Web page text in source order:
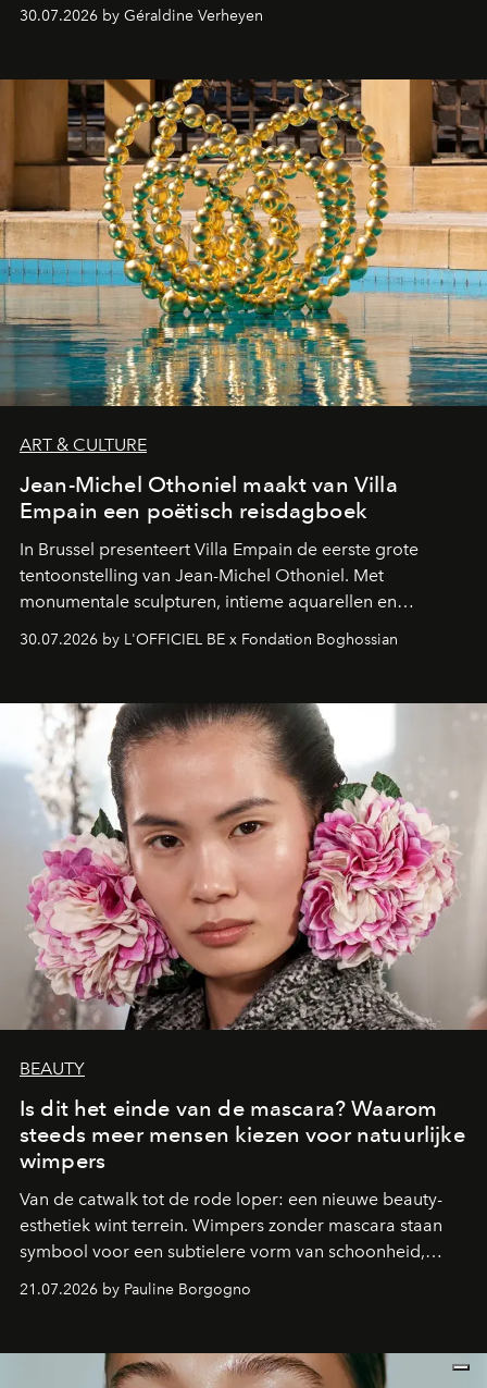
streamingplatformen verschijnen.
30.07.2026 by Géraldine Verheyen
ART & CULTURE
Jean-Michel Othoniel maakt van Villa
Empain een poëtisch reisdagboek
In Brussel presenteert Villa Empain de eerste grote
tentoonstelling van Jean-Michel Othoniel. Met
monumentale sculpturen, intieme aquarellen en
fonkelend Murano-glas creëert de Franse kunstenaar
een emotionele reis waarin elk werk de herinnering
moment van verwondering.
30.07.2026 by L'OFFICIEL BE x Fondation Boghossian
BEAUTY
Is dit het einde van de mascara? Waarom
steeds meer mensen kiezen voor natuurlijke
wimpers
Van de catwalk tot de rode loper: een nieuwe beauty-
esthetiek wint terrein. Wimpers zonder mascara staan
symbool voor een subtielere vorm van schoonheid,
waarin zelfvertrouwen belangrijker is dan een overvloed
aan make-up.
21.07.2026 by Pauline Borgogno